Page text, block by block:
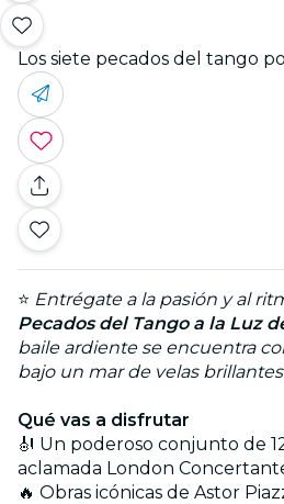
Los siete pecados del tango
⭐ Entrégate a la pasión y al
Pecados del Tango a la Luz
baile ardiente se encuentra
bajo un mar de velas
Qué vas a disfrutar
🎻 Un poderoso conjunto de
aclamada London
🔥 Obras icónicas de Astor